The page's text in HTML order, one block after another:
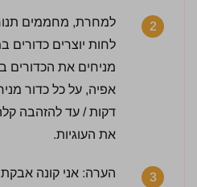
2
מניחים את הכדורים
דקות / עד להזהבה
את העוגיות.
3
הערה: אני קונה